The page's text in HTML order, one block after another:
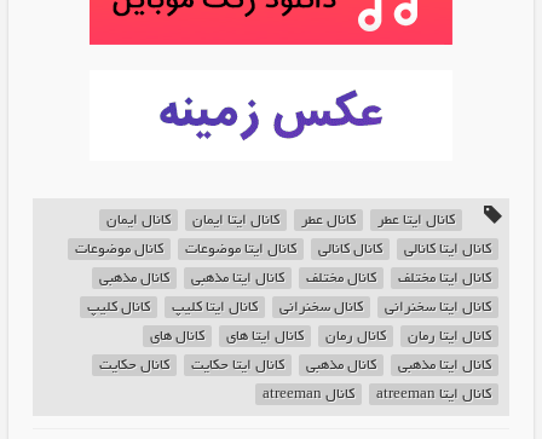
کانال ایتا عطر کانال عطر کانال ایتا ایمان
کانال ایمان
کانال ایتا کانالی
کانال کانالی کانال ایتا موضوعات
کانال موضوعات
کانال ایتا مختلف
کانال مختلف کانال ایتا مذهبی
کانال مذهبی
کانال ایتا سخنرانی
کانال سخنرانی کانال ایتا کلیپ
کانال کلیپ
کانال ایتا رمان
کانال رمان کانال ایتا های
کانال های
کانال ایتا مذهبی
کانال مذهبی کانال ایتا حکایت
کانال حکایت
کانال ایتا atreeman
کانال atreeman